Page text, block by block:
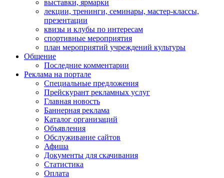
выставки, ярмарки
лекции, тренинги, семинары, мастер-классы,
презентации
квизы и клубы по интересам
спортивные мероприятия
план мероприятий учреждений культуры
Общение
Последние комментарии
Реклама на портале
Специальные предложения
Прейскурант рекламных услуг
Главная новость
Баннерная реклама
Каталог организаций
Объявления
Обслуживание сайтов
Афиша
Документы для скачивания
Статистика
Оплата